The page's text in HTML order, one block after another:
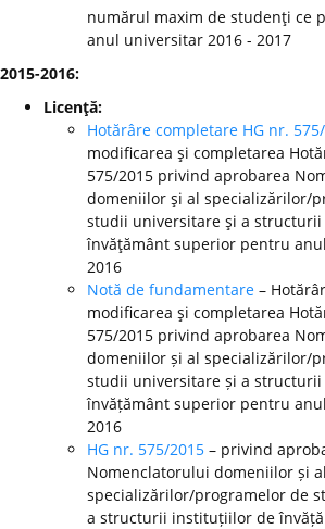
numărul maxim de studenţi ce
anul universitar 2016 - 2017
2015-2016:
Licenţă:
Hotărâre completare HG nr.
modificarea şi completarea
575/2015 privind aprobarea
domeniilor şi al specializărilor/
studii universitare şi a
învăţământ superior pentru
2016
Notă de fundamentare –
modificarea şi completarea
575/2015 privind aprobarea
domeniilor și al specializărilor/
studii universitare și a
învățământ superior pentru
2016
HG nr. 575/2015 – privind
Nomenclatorului domeniilor și al
specializărilor/programelor de
a structurii instituțiilor de